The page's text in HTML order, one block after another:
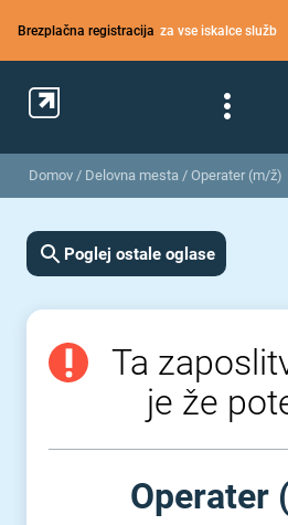
Brezplačna registracija za vse iskalce služb
Domov / Delovna mesta / Operater (m/ž)
Poglej ostale oglase
Ta
je že
Operater